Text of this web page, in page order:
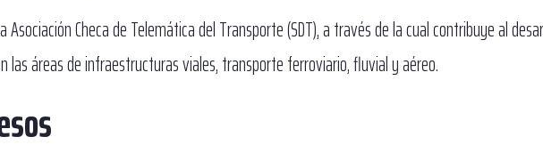
Checa de Telemática del Transporte (SDT), a través de la cual contribuye al
áreas de infraestructuras viales, transporte ferroviario, fluvial y aéreo.